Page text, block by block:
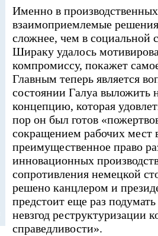
Именно в
взаимоприемлемые
сложнее, чем в социальной
Шираку удалось
компромиссу, покажет
Главным теперь является
состоянии Галуа выложить
концепцию, которая
пор он был готов
сокращением рабочих
преимущественное право
инновационных
сопротивления немецкой
решено канцлером и
предстоит еще раз
невзгод реструктуризации
справедливости».